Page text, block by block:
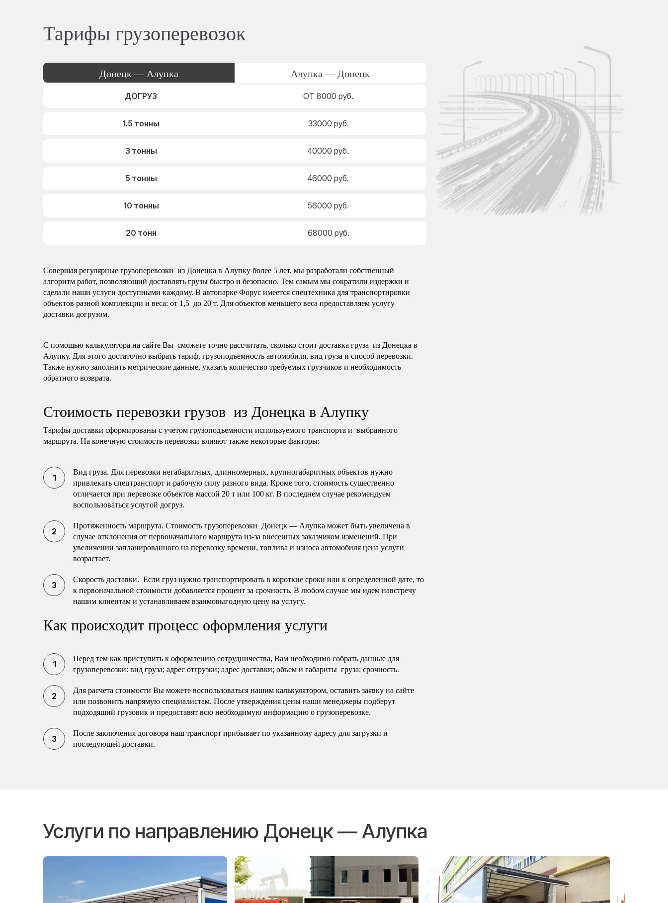
Тарифы грузоперевозок
Донецк — Алупка Алупка — Донецк
ДОГРУЗ ОТ 8000 руб.
1.5 тонны 33000 руб.
3 тонны 40000 руб.
5 тонны 46000 руб.
10 тонны 56000 руб.
20 тонн 68000 руб.
Совершая регулярные грузоперевозки из Донецка в Алупку более 5 лет, мы разработали собственный
алгоритм работ, позволяющий доставлять грузы быстро и безопасно. Тем самым мы сократили издержки и
сделали наши услуги доступными каждому. В автопарке Форус имеется спецтехника для транспортировки
объектов разной комплекции и веса: от 1,5 до 20 т. Для объектов меньшего веса предоставляем услугу
доставки догрузом.
С помощью калькулятора на сайте Вы сможете точно рассчитать, сколько стоит доставка груза из Донецка в
Алупку. Для этого достаточно выбрать тариф, грузоподъемность автомобиля, вид груза и способ перевозки.
Также нужно заполнить метрические данные, указать количество требуемых грузчиков и необходимость
обратного возврата.
Стоимость перевозки грузов из Донецка в Алупку
Тарифы доставки сформированы с учетом грузоподъемности используемого транспорта и выбранного
маршрута. На конечную стоимость перевозки влияют также некоторые факторы:
Вид груза. Для перевозки негабаритных, длинномерных, крупногабаритных объектов нужно
привлекать спецтранспорт и рабочую силу разного вида. Кроме того, стоимость существенно
отличается при перевозке объектов массой 20 т или 100 кг. В последнем случае рекомендуем
воспользоваться услугой догруз.
Протяженность маршрута. Стоимость грузоперевозки Донецк — Алупка может быть увеличена в
случае отклонения от первоначального маршрута из-за внесенных заказчиком изменений. При
увеличении запланированного на перевозку времени, топлива и износа автомобиля цена услуги
возрастает.
Скорость доставки. Если груз нужно транспортировать в короткие сроки или к определенной дате, то
к первоначальной стоимости добавляется процент за срочность. В любом случае мы идем навстречу
нашим клиентам и устанавливаем взаимовыгодную цену на услугу.
Как происходит процесс оформления услуги
Перед тем как приступить к оформлению сотрудничества, Вам необходимо собрать данные для
грузоперевозки: вид груза; адрес отгрузки; адрес доставки; объем и габариты груза; срочность.
Для расчета стоимости Вы можете воспользоваться нашим калькулятором, оставить заявку на сайте
или позвонить напрямую специалистам. После утверждения цены наши менеджеры подберут
подходящий грузовик и предоставят всю необходимую информацию о грузоперевозке.
После заключения договора наш транспорт прибывает по указанному адресу для загрузки и
последующей доставки.
Услуги по направлению Донецк — Алупка